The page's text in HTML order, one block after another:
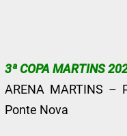
3ª COPA MARTINS
ARENA MARTINS –
Ponte Nova